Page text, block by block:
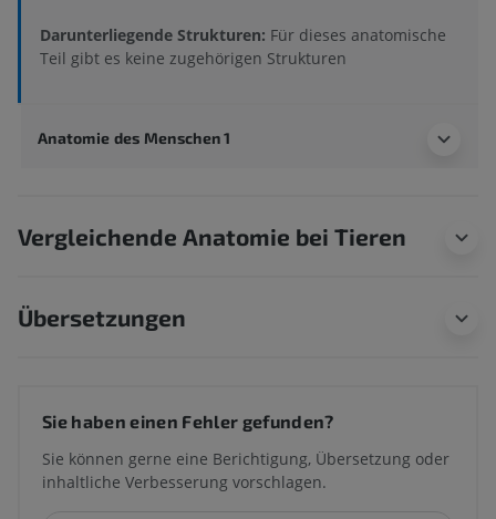
Darunterliegende Strukturen: Für dieses anatomische
Teil gibt es keine zugehörigen Strukturen
Anatomie des Menschen 1
Vergleichende Anatomie bei Tieren
Übersetzungen
Sie haben einen Fehler gefunden?
Sie können gerne eine Berichtigung, Übersetzung oder
inhaltliche Verbesserung vorschlagen.